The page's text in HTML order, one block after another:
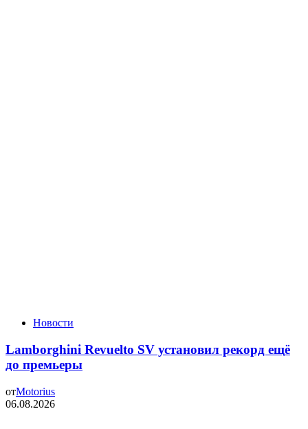
Новости
Lamborghini Revuelto SV установил рекорд ещё
до премьеры
отMotorius
06.08.2026